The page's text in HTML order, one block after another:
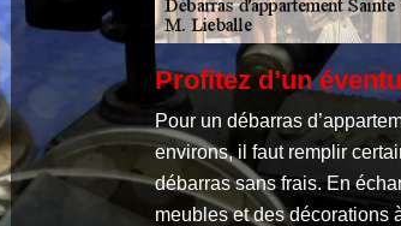
Profitez d’un
Pour un débarras
environs, il faut remplir
débarras sans frais. En
meubles et des décorations